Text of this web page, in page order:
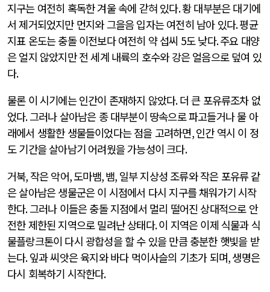
지구는 여전히 혹독한 겨울 속에 갇혀 있다.황 대부분은 대기에
서 제거되었지만 먼지와 그을음 입자는 여전히 남아 있다.평균
지표 온도는 충돌 이전보다 여전히 약 섭씨 5도 낮다.주요 대양
은 얼지 않았지만 전 세계 내륙의 호수와 강은 얼음으로 덮여 있
다.
물론 이 시기에는 인간이 존재하지 않았다.더 큰 포유류조차 없
었다.그러나 살아남은 종 대부분이 땅속으로 파고들거나 물 아
래에서 생활한 생물들이었다는 점을 고려하면,인간 역시 이 정
도 기간을 살아남기 어려웠을 가능성이 크다.
거북, 작은 악어,도마뱀,뱀, 일부 지상성 조류와 작은 포유류 같
은 살아남은 생물군은 이 시점에서 다시 지구를 채워가기 시작
한다.그러나 이들은 충돌 지점에서 멀리 떨어진 상대적으로 안
전한 제한된 지역으로 밀려난 상태다.이 지역은 이제 식물과 식
물플랑크톤이 다시 광합성을 할 수 있을 만큼 충분한 햇빛을 받
는다.잎과 씨앗은 육지와 바다 먹이사슬의 기초가 되며,생명은
다시 회복하기 시작한다.